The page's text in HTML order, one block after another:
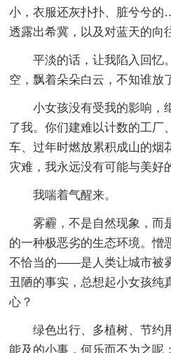
小，衣服还灰扑扑、脏兮兮
透露出希冀，以及对蓝天的向
平淡的话，让我陷入回忆
空，飘着朵朵白云，不知谁
小女孩没有受我的影响，
了我。你们建难以计数的工厂
车、过年时燃放累积成山的烟
灾难，我永远没有可能与美好
我喘着气醒来。
雾霾，不是自然现象，而
的一种极恶劣的生态环境。憎
不恰当的——是人类让城市被
丑陋的事实，总想起小女孩纯
心？
绿色出行、多植树、节约
能及的小事，何乐而不为之呢